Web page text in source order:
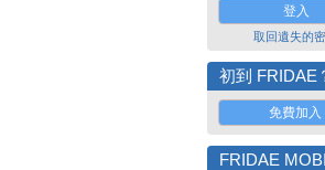
取回遺失的
初到 FRIDAE
免費加入
FRIDAE